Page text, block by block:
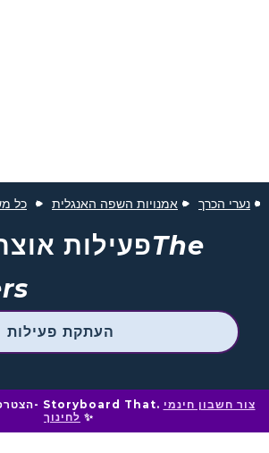
כל אמנויות השפה האנגלית נערי הכרך
פעילותThe
העתקת פעילות
הצטרפו למיליוני מחנכים ב- Storyboard That. צור חשבון חינמי
לחינוך ✨